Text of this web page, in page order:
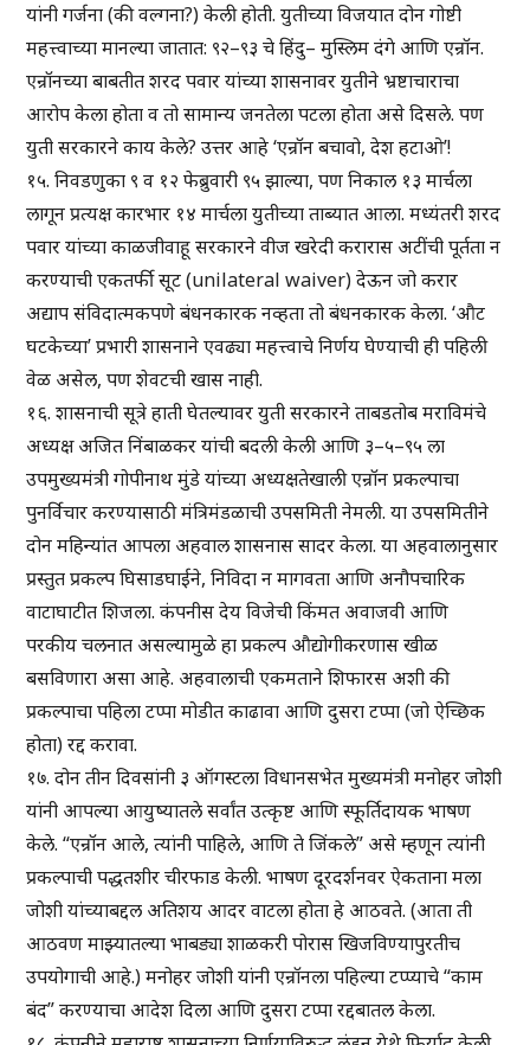
यांनी गर्जना (की वल्गना?) केली होती. युतीच्या विजयात दोन गोष्टी
महत्त्वाच्या मानल्या जातात: ९२–९३ चे हिंदु– मुस्लिम दंगे आणि एन्रॉन.
एन्रॉनच्या बाबतीत शरद पवार यांच्या शासनावर युतीने भ्रष्टाचाराचा
आरोप केला होता व तो सामान्य जनतेला पटला होता असे दिसले. पण
युती सरकारने काय केले? उत्तर आहे ‘एन्रॉन बचावो, देश हटाओ’!
१५. निवडणुका ९ व १२ फेब्रुवारी ९५ झाल्या, पण निकाल १३ मार्चला
लागून प्रत्यक्ष कारभार १४ मार्चला युतीच्या ताब्यात आला. मध्यंतरी शरद
पवार यांच्या काळजीवाहू सरकारने वीज खरेदी करारास अटींची पूर्तता न
करण्याची एकतर्फी सूट (unilateral waiver) देऊन जो करार
अद्याप संविदात्मकपणे बंधनकारक नव्हता तो बंधनकारक केला. ‘औट
घटकेच्या’ प्रभारी शासनाने एवढ्या महत्त्वाचे निर्णय घेण्याची ही पहिली
वेळ असेल, पण शेवटची खास नाही.
१६. शासनाची सूत्रे हाती घेतल्यावर युती सरकारने ताबडतोब मराविमंचे
अध्यक्ष अजित निंबाळकर यांची बदली केली आणि ३–५–९५ ला
उपमुख्यमंत्री गोपीनाथ मुंडे यांच्या अध्यक्षतेखाली एन्रॉन प्रकल्पाचा
पुनर्विचार करण्यासाठी मंत्रिमंडळाची उपसमिती नेमली. या उपसमितीने
दोन महिन्यांत आपला अहवाल शासनास सादर केला. या अहवालानुसार
प्रस्तुत प्रकल्प घिसाडघाईने, निविदा न मागवता आणि अनौपचारिक
वाटाघाटीत शिजला. कंपनीस देय विजेची किंमत अवाजवी आणि
परकीय चलनात असल्यामुळे हा प्रकल्प औद्योगीकरणास खीळ
बसविणारा असा आहे. अहवालाची एकमताने शिफारस अशी की
प्रकल्पाचा पहिला टप्पा मोडीत काढावा आणि दुसरा टप्पा (जो ऐच्छिक
होता) रद्द करावा.
१७. दोन तीन दिवसांनी ३ ऑगस्टला विधानसभेत मुख्यमंत्री मनोहर जोशी
यांनी आपल्या आयुष्यातले सर्वांत उत्कृष्ट आणि स्फूर्तिदायक भाषण
केले. “एन्रॉन आले, त्यांनी पाहिले, आणि ते जिंकले” असे म्हणून त्यांनी
प्रकल्पाची पद्धतशीर चीरफाड केली. भाषण दूरदर्शनवर ऐकताना मला
जोशी यांच्याबद्दल अतिशय आदर वाटला होता हे आठवते. (आता ती
आठवण माझ्यातल्या भाबड्या शाळकरी पोरास खिजविण्यापुरतीच
उपयोगाची आहे.) मनोहर जोशी यांनी एन्रॉनला पहिल्या टप्प्याचे “काम
बंद” करण्याचा आदेश दिला आणि दुसरा टप्पा रद्दबातल केला.